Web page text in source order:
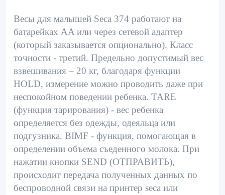
Весы для малышей Seca 374 работают на
батарейках AA или через сетевой адаптер
(который заказывается опционально). Класс
точности - третий. Предельно допустимый вес
взвешивания – 20 кг, благодаря функции
HOLD, измерение можно проводить даже при
неспокойном поведении ребенка. TARE
(функция тарирования) - вес ребенка
определяется без одежды, одеяльца или
подгузника. BIMF - функция, помогающая в
определении объема съеденного молока. При
нажатии кнопки SEND (ОТПРАВИТЬ),
происходит передача полученных данных по
беспроводной связи на принтер seca или